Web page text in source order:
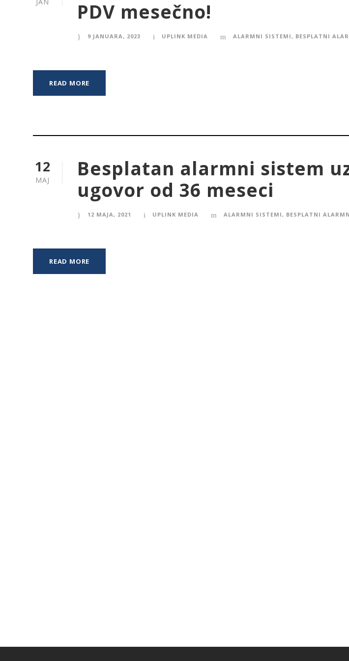
PDV mesečno!
9 JANUARA, 2023 UPLINK MEDIA ALARMNI SISTEMI , BESPLATNI
READ MORE
12
MAJ
Besplatan alarmni sistem
ugovor od 36 meseci
12 MAJA, 2021 UPLINK MEDIA ALARMNI SISTEMI , BESPLATNI
READ MORE